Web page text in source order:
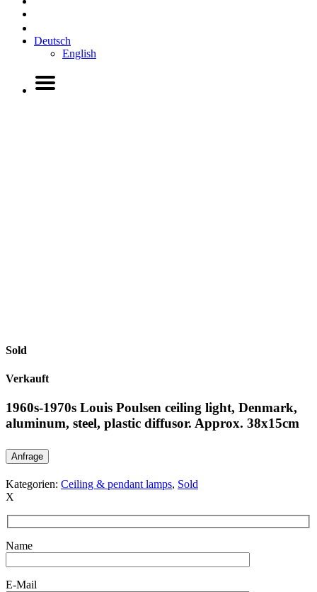
Deutsch
English
Sold
Verkauft
1960s-1970s Louis Poulsen ceiling light, Denmark,
aluminum, steel, plastic diffusor. Approx. 38x15cm
Anfrage
Kategorien: Ceiling & pendant lamps, Sold
X
Name
E-Mail